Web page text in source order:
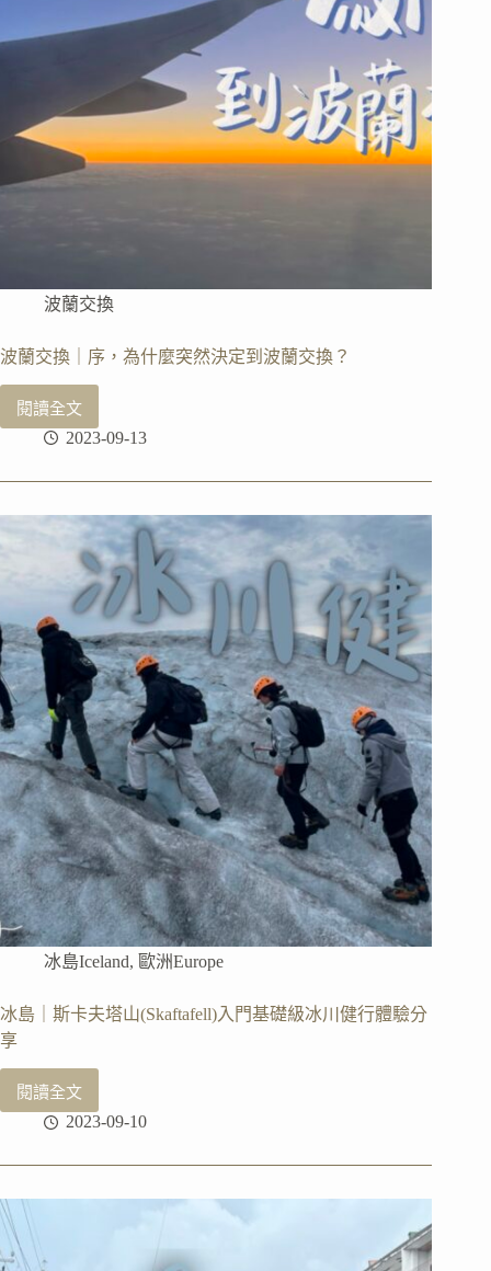
一
在
浮
冰
愛
景
波蘭交換
波蘭交換｜序，為什麼突然決定到波蘭交換？
閱讀全文
波
蘭
換
突
定
到
波
蘭
交
換？
2023-09-13
冰島Iceland, 歐洲Europe
冰島｜斯卡夫塔山(Skaftafell)入門基礎級冰川健行體驗分
享
閱讀全文
冰
島
斯
2023-09-10